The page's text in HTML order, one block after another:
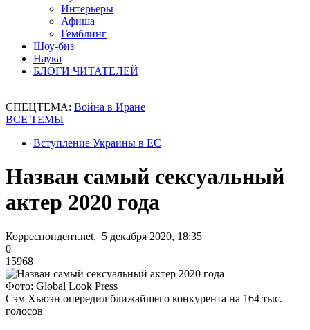
Интерьеры
Афиша
Гемблинг
Шоу-биз
Наука
БЛОГИ ЧИТАТЕЛЕЙ
СПЕЦТЕМА: Война в Иране
ВСЕ ТЕМЫ
Вступление Украины в ЕС
Назван самый сексуальный
актер 2020 года
Корреспондент.net, 5 декабря 2020, 18:35
0
15968
Фото: Global Look Press
Сэм Хьюэн опередил ближайшего конкурента на 164 тыс.
голосов